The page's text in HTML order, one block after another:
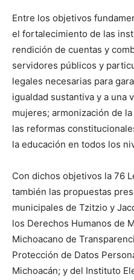
Entre los objetivos
el fortalecimiento de las
rendición de cuentas y
servidores públicos y
legales necesarias para
igualdad sustantiva y a una
mujeres; armonización de
las reformas
la educación en todos los
Con dichos objetivos la 76
también las propuestas
municipales de Tzitzio y
los Derechos Humanos de
Michoacano de
Protección de Datos
Michoacán; y del Instituto